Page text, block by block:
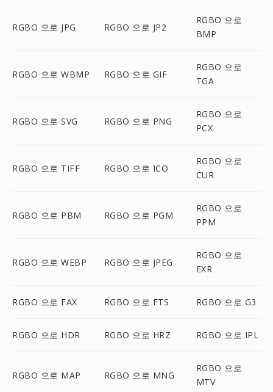
RGBO 으로 JPG RGBO 으로 JP2
RGBO 으로
BMP
RGBO 으로 WBMP RGBO 으로 GIF
RGBO 으로
TGA
RGBO 으로 SVG RGBO 으로 PNG
RGBO 으로
PCX
RGBO 으로 TIFF RGBO 으로 ICO
RGBO 으로
CUR
RGBO 으로 PBM RGBO 으로 PGM
RGBO 으로
PPM
RGBO 으로 WEBP RGBO 으로 JPEG
RGBO 으로
EXR
RGBO 으로 FAX RGBO 으로 FTS RGBO 으로 G3
RGBO 으로 HDR RGBO 으로 HRZ RGBO 으로 IPL
RGBO 으로 MAP RGBO 으로 MNG
RGBO 으로
MTV